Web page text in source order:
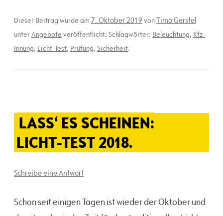
Dieser Beitrag wurde am 7. Oktober 2019 vonTimo Gerstel
unterAngebote veröffentlicht. Schlagwörter: Beleuchtung, Kfz-
Innung, Licht-Test, Prüfung, Sicherheit.
LASS‘ ES SCHEINEN:
LICHT-TEST 2018.
Schreibe eine Antwort
Schon seit einigen Tagen ist wieder der Oktober und